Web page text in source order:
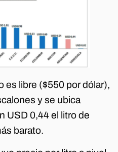
es libre ($550 por dólar),
y se ubica
USD 0,44 el litro de
barato.